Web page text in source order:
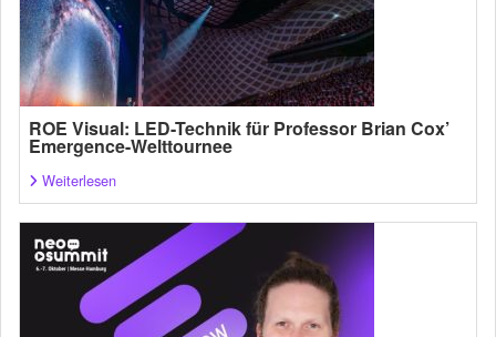
ROE Visual: LED-Technik für Professor Brian Cox’
Emergence-Welttournee
Weiterlesen